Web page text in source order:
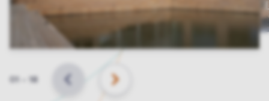
Slide
VORIGE VOLGENDE